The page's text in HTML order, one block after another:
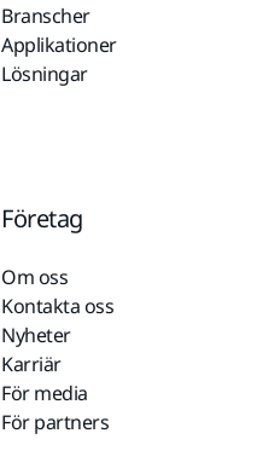
Branscher
Applikationer
Lösningar
Företag
Om oss
Kontakta oss
Nyheter
Karriär
För media
För partners